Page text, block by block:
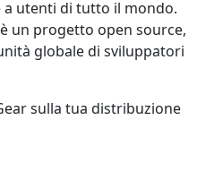
a utenti di tutto il mondo.
è un progetto open source,
globale di sviluppatori
sulla tua distribuzione